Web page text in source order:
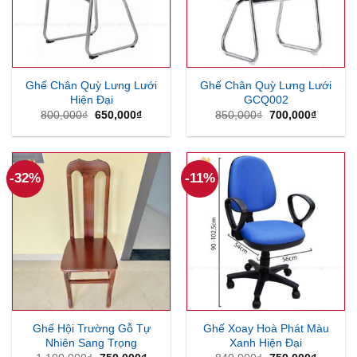
Ghế Chân Quỳ Lưng Lưới
Hiện Đại
800,000₫ Giá
là:
650,000₫Giá
tại
650,000₫.
Ghế Chân Quỳ Lưng Lưới
GCQ002
850,000₫ Giá
là:
700,000₫Giá
tại
-32%
Ghế Hội Trường Gỗ Tự
Nhiên Sang Trọng
-11%
Ghế Xoay Hoà Phát Màu
Xanh Hiện Đại